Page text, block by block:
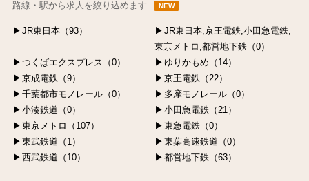
路線・駅から求人を絞り込めます NEW
JR東日本（93）
JR東日本,京王電鉄,小田急電鉄,
東京メトロ,都営地下鉄（0）
つくばエクスプレス（0）
ゆりかもめ（14）
京成電鉄（9）
京王電鉄（22）
千葉都市モノレール（0）
多摩モノレール（0）
小湊鉄道（0）
小田急電鉄（21）
東京メトロ（107）
東急電鉄（0）
東武鉄道（1）
東葉高速鉄道（0）
西武鉄道（10）
都営地下鉄（63）